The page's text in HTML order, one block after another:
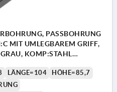
PASSBOHRUNG
MIT UMLEGBAREM GRIFF,
KOMP:STAHL
LÄNGE=104
HÖHE=85,7